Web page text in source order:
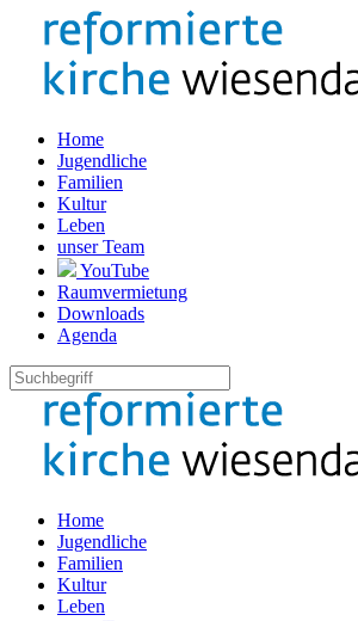
Home
Jugendliche
Familien
Kultur
Leben
unser Team
YouTube
Raumvermietung
Downloads
Agenda
Home
Jugendliche
Familien
Kultur
Leben